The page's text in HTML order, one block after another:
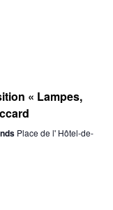
« Lampes,
Place de l' Hôtel-de-